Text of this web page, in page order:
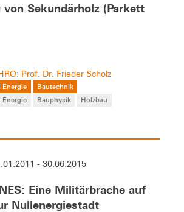
von Sekundärholz (Parkett
Prof. Dr. Frieder Scholz
Energie
Bautechnik
Energie
Bauphysik
Holzbau
- 30.06.2015
Eine Militärbrache auf
Nullenergiestadt